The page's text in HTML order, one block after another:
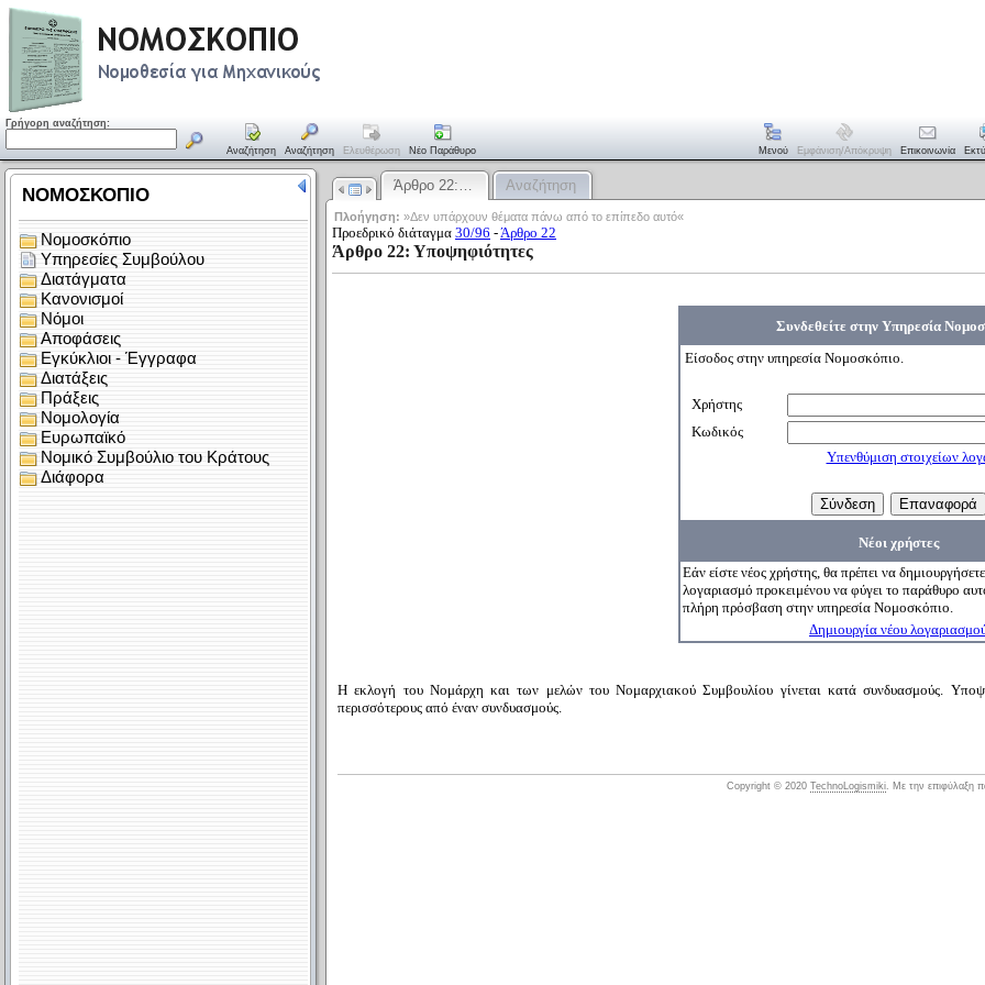
Γρήγορη αναζήτηση:
Αναζήτηση Αναζήτηση Ελευθέρωση Νέο Παράθυρο Μενού Εμφάνιση/απόκρυψη Επικοινωνία
Άρθρο 22:… Αναζήτηση